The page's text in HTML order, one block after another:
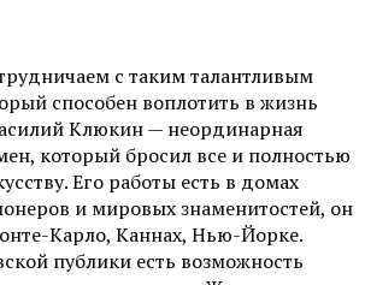
с таким талантливым
способен воплотить в жизнь
Клюкин — неординарная
который бросил все и полностью
Его работы есть в домах
и мировых знаменитостей, он
Карло, Каннах, Нью-Йорке.
публики есть возможность